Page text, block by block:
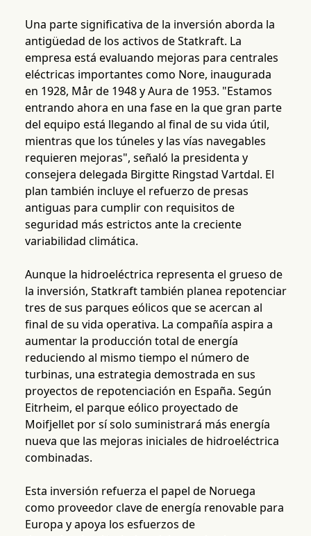
Una parte significativa de la inversión aborda la
antigüedad de los activos de Statkraft. La
empresa está evaluando mejoras para centrales
eléctricas importantes como Nore, inaugurada
en 1928, Mår de 1948 y Aura de 1953. "Estamos
entrando ahora en una fase en la que gran parte
del equipo está llegando al final de su vida útil,
mientras que los túneles y las vías navegables
requieren mejoras", señaló la presidenta y
consejera delegada Birgitte Ringstad Vartdal. El
plan también incluye el refuerzo de presas
antiguas para cumplir con requisitos de
seguridad más estrictos ante la creciente
variabilidad climática.
Aunque la hidroeléctrica representa el grueso de
la inversión, Statkraft también planea repotenciar
tres de sus parques eólicos que se acercan al
final de su vida operativa. La compañía aspira a
aumentar la producción total de energía
reduciendo al mismo tiempo el número de
turbinas, una estrategia demostrada en sus
proyectos de repotenciación en España. Según
Eitrheim, el parque eólico proyectado de
Moifjellet por sí solo suministrará más energía
nueva que las mejoras iniciales de hidroeléctrica
combinadas.
Esta inversión refuerza el papel de Noruega
como proveedor clave de energía renovable para
Europa y apoya los esfuerzos de